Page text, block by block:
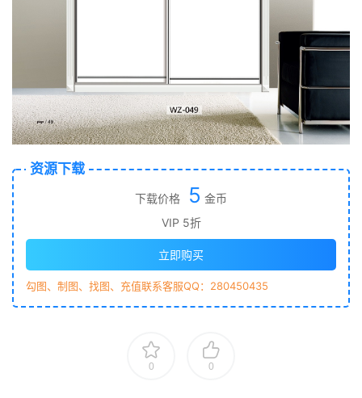
资源下载
下载价格 5 金币
VIP 5折
立即购买
勾图、制图、找图、充值联系客服QQ：280450435
0 0